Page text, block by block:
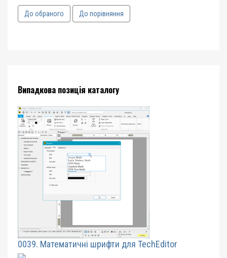
До обраного До порівняння
Випадкова позиція каталогу
0039. Математичні шрифти для TechEditor